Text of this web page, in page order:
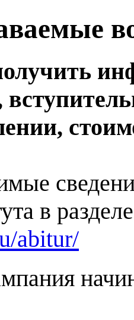
в
abitur/